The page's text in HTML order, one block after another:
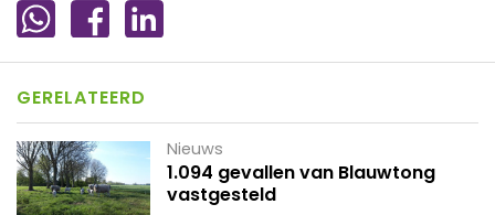
GERELATEERD
Nieuws
1.094 gevallen van Blauwtong
vastgesteld